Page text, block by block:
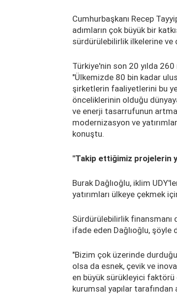
Cumhurbaşkanı Recep
adımların çok büyük bir
sürdürülebilirlik ilkelerine ve
Türkiye'nin son 20 yılda
"Ülkemizde 80 bin kadar
şirketlerin faaliyetlerini bu
önceliklerinin olduğu
ve enerji tasarrufunun
modernizasyon ve
konuştu.
"Takip ettiğimiz projelerin
Burak Dağlıoğlu, iklim
yatırımları ülkeye çekmek
Sürdürülebilirlik finansmanı
ifade eden Dağlıoğlu, şöyle
"Bizim çok üzerinde
olsa da esnek, çevik ve
en büyük sürükleyici
kurumsal yapılar